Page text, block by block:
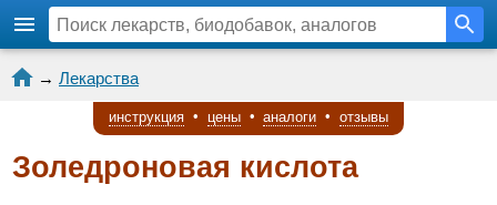
→ Лекарства
инструкция • цены • аналоги • отзывы
Золедроновая кислота